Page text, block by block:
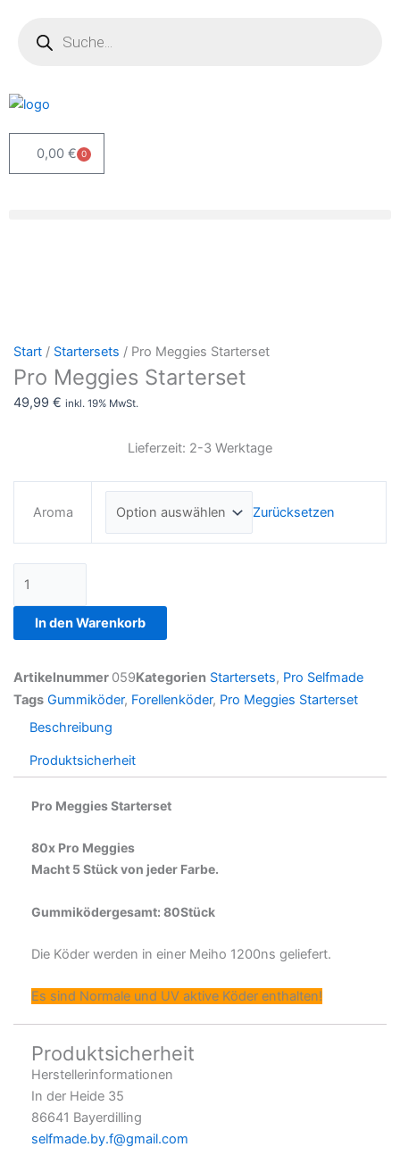
springen
0,00 € 0
Warenkorb
Start / Startersets / Pro Meggies Starterset
Pro Meggies Starterset
49,99 € inkl. 19% MwSt.
Lieferzeit: 2-3 Werktage
Aroma Zurücksetzen
Meggies
In den Warenkorb
Artikelnummer 059Kategorien Startersets, Pro Selfmade
Tags Gummiköder, Forellenköder, Pro Meggies Starterset
Beschreibung
Produktsicherheit
Pro Meggies Starterset
80x Pro Meggies
Macht 5 Stück von jeder Farbe.
Gummiködergesamt: 80Stück
Die Köder werden in einer Meiho 1200ns geliefert.
Es sind Normale und UV aktive Köder enthalten!
Produktsicherheit
Herstellerinformationen
In der Heide 35
86641 Bayerdilling
selfmade.by.f@gmail.com